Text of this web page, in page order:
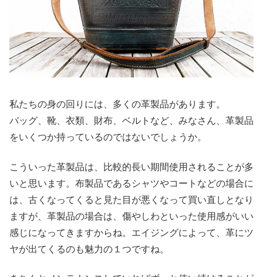
私たちの身の回りには、多くの革製品があります。
バッグ、靴、衣類、財布、ベルトなど、みなさん、革製品
をいくつか持っているのではないでしょうか。
こういった革製品は、比較的長い期間使用されることが多
いと思います。布製品であるシャツやコートなどの場合に
は、古くなってくると見た目が悪くなって買い直しとなり
ますが、革製品の場合は、傷やしわといった使用感がいい
感じになってきますからね。エイジングによって、革にツ
ヤが出てくるのも魅力の１つですね。